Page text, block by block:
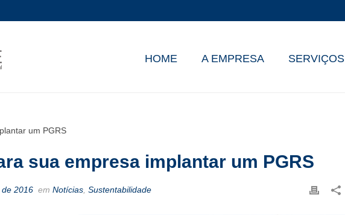
HOME A EMPRESA SERVIÇOS
sua empresa implantar um PGRS
2016 em Notícias Sustentabilidade